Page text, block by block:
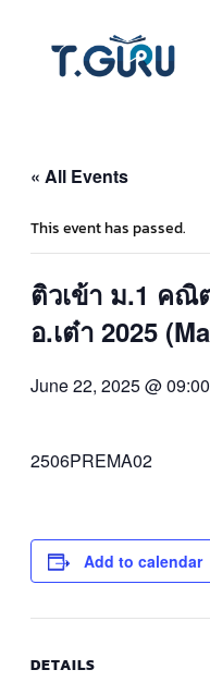
« All Events
This event has passed.
ติวเข้า ม.1 คณิ
อ.เต๋า 2025
June 22, 2025 @ 09:00
2506PREMA02
Add to calendar
DETAILS